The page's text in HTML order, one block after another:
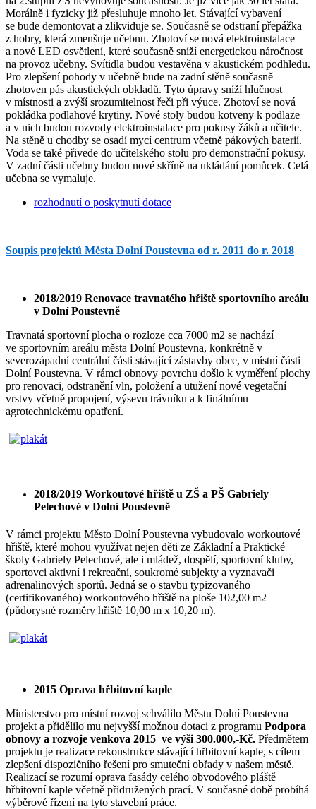
Morálně i fyzicky již přesluhuje mnoho let. Stávající vybavení
se bude demontovat a zlikviduje se. Současně se odstraní přepážka
z hobry, která zmenšuje učebnu. Zhotoví se nová elektroinstalace
a nové LED osvětlení, které současně sníží energetickou náročnost
na provoz učebny. Svítidla budou vestavěna v akustickém podhledu.
Pro zlepšení pohody v učebně bude na zadní stěně současně
zhotoven pás akustických obkladů. Tyto úpravy sníží hlučnost
v místnosti a zvýší srozumitelnost řeči při výuce. Zhotoví se nová
pokládka podlahové krytiny. Nové stoly budou kotveny k podlaze
a v nich budou rozvody elektroinstalace pro pokusy žáků a učitele.
Na stěně u chodby se osadí mycí centrum včetně pákových baterií.
Voda se také přivede do učitelského stolu pro demonstrační pokusy.
V zadní části učebny budou nové skříně na ukládání pomůcek. Celá
učebna se vymaluje.
rozhodnutí o poskytnutí dotace
Soupis projektů Města Dolní Poustevna od r. 2011 do r. 2018
2018/2019 Renovace travnatého hřiště sportovního areálu
v Dolní Poustevně
Travnatá sportovní plocha o rozloze cca 7000 m2 se nachází
ve sportovním areálu města Dolní Poustevna, konkrétně v
severozápadní centrální části stávající zástavby obce, v místníčásti
Dolní Poustevna. V rámci obnovy povrchu došlo k vyměřeníplochy
pro renovaci, odstranění vln, položenía utužení nové vegetační
vrstvy včetně propojení, výsevu trávníku a k finálnímu
agrotechnickému opatření.
2018/2019 Workoutové hřiště u ZŠ a PŠ Gabriely
Pelechové v Dolní Poustevně
V rámci projektu Město Dolní Poustevna vybudovalo workoutové
hřiště, které mohou využívat nejen děti ze Základní a Praktické
školy Gabriely Pelechové, ale i mládež, dospělí, sportovní kluby,
sportovci aktivní i rekreační, soukromé subjekty a vyznavači
adrenalinových sportů. Jedná se o stavbu typizovaného
(certifikovaného) workoutového hřiště na ploše 102,00 m2
(půdorysné rozměry hřiště 10,00 m x 10,20 m).
2015 Oprava hřbitovní kaple
Ministerstvo pro místní rozvoj schválilo Městu Dolní Poustevna
projekt a přidělilo mu nejvyšší možnou dotaci z programu Podpora
obnovy a rozvoje venkova 2015 ve výši 300.000,-Kč. Předmětem
projektu je realizace rekonstrukce stávající hřbitovní kaple, s cílem
zlepšení dispozičního řešení pro smuteční obřady v našem městě.
Realizací se rozumí oprava fasády celého obvodového pláště
hřbitovní kaple včetně přidružených prací. V současné době probíhá
výběrové řízení na tyto stavební práce.